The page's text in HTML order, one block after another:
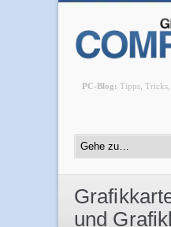
PC-Blog: Tipps,
und